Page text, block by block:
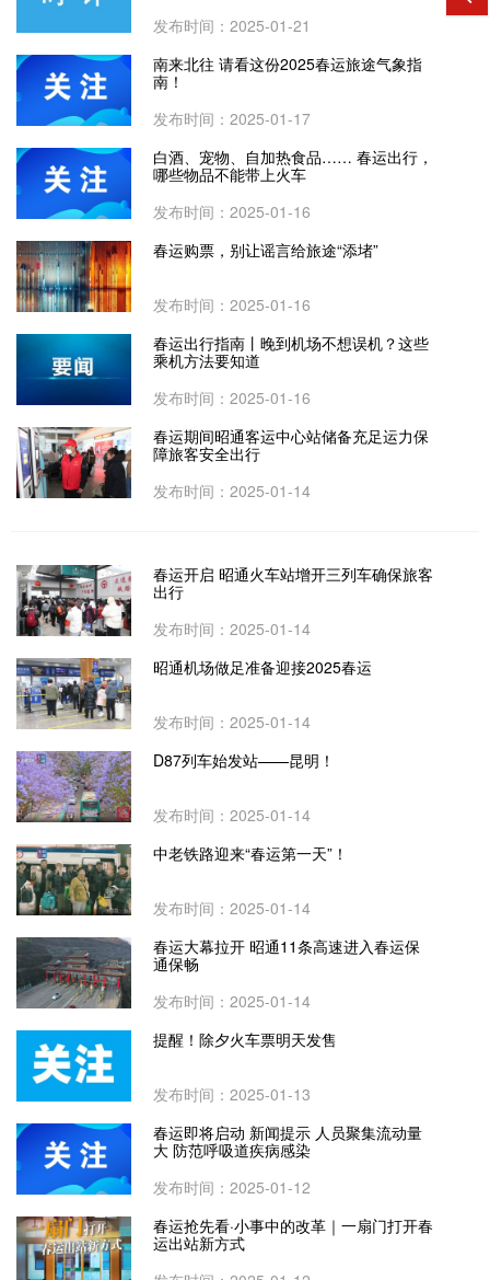
发布时间：2025-01-21
南来北往 请看这份2025春运旅途气象指
南！
发布时间：2025-01-17
白酒、宠物、自加热食品…… 春运出行，
哪些物品不能带上火车
发布时间：2025-01-16
春运购票，别让谣言给旅途“添堵”
发布时间：2025-01-16
春运出行指南丨晚到机场不想误机？这些
乘机方法要知道
发布时间：2025-01-16
春运期间昭通客运中心站储备充足运力保
障旅客安全出行
发布时间：2025-01-14
春运开启 昭通火车站增开三列车确保旅客
出行
发布时间：2025-01-14
昭通机场做足准备迎接2025春运
发布时间：2025-01-14
D87列车始发站——昆明！
发布时间：2025-01-14
中老铁路迎来“春运第一天”！
发布时间：2025-01-14
春运大幕拉开 昭通11条高速进入春运保
通保畅
发布时间：2025-01-14
提醒！除夕火车票明天发售
发布时间：2025-01-13
春运即将启动 新闻提示 人员聚集流动量
大 防范呼吸道疾病感染
发布时间：2025-01-12
春运抢先看·小事中的改革｜一扇门打开春
运出站新方式